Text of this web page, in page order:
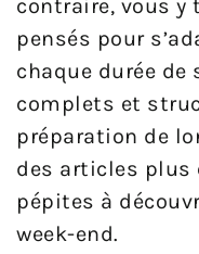
contraire, vous y
pensés pour
chaque durée de
complets et
préparation de
des articles plus
pépites à
week-end.